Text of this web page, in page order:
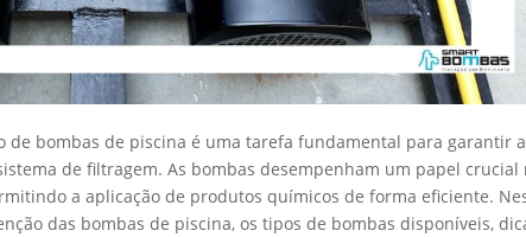
de bombas de piscina é uma tarefa fundamental para garantir a
de filtragem. As bombas desempenham um papel crucial
a aplicação de produtos químicos de forma eficiente.
das bombas de piscina, os tipos de bombas disponíveis,